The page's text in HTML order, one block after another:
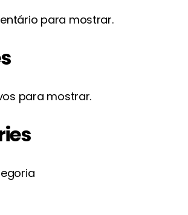
para mostrar.
para mostrar.